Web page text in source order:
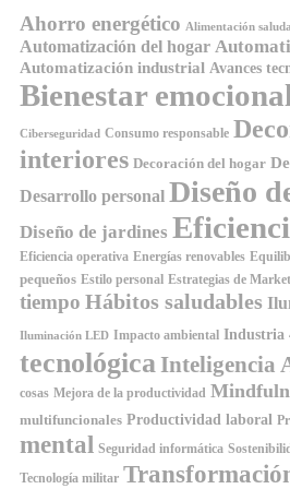
Ahorro energético Alimentación
Automatización del hogar
Automatización industrial Avances
Bienestar
Ciberseguridad Consumo responsable
interiores Decoración del hogar
Desarrollo personal Diseño
Diseño de jardines
Eficiencia operativa Energías renovables
pequeños Estilo personal Estrategias de
tiempo Hábitos saludables
Iluminación LED Impacto ambiental Industria
tecnológica Inteligencia
cosas Mejora de la productividad
multifuncionales Productividad laboral
mental Seguridad informática
Tecnología militar